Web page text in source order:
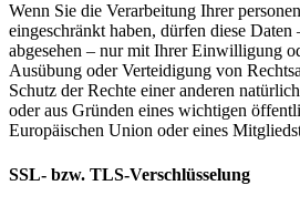
Wenn Sie die Verarbeitung Ihrer
eingeschränkt haben, dürfen diese
abgesehen – nur mit Ihrer Einwilligung
Ausübung oder Verteidigung von
Schutz der Rechte einer anderen
oder aus Gründen eines wichtigen
Europäischen Union oder eines
SSL- bzw. TLS-Verschlüsselung